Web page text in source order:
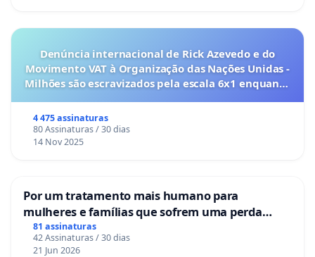
Denúncia internacional de Rick Azevedo e do
Movimento VAT à Organização das Nações Unidas -
Milhões são escravizados pela escala 6x1 enquanto
4 475 assinaturas
80 Assinaturas / 30 dias
14 Nov 2025
Por um tratamento mais humano para
mulheres e famílias que sofrem uma perda
gestacional nos hospitais portugueses
81 assinaturas
42 Assinaturas / 30 dias
21 Jun 2026